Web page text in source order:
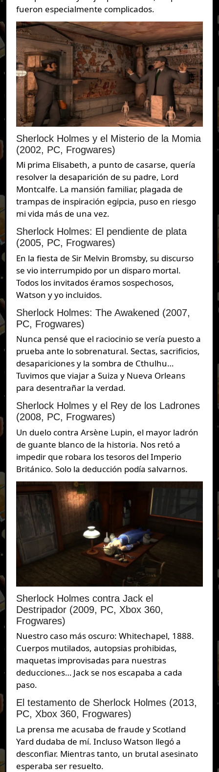
fueron especialmente complicados.
Sherlock Holmes y el Misterio de la Momia
(2002, PC, Frogwares)
Mi prima Elisabeth, a punto de casarse, quería
resolver la desaparición de su padre, Lord
Montcalfe. La mansión familiar, plagada de
trampas de inspiración egipcia, puso en riesgo
mi vida más de una vez.
Sherlock Holmes: El pendiente de plata
(2005, PC, Frogwares)
En la fiesta de Sir Melvin Bromsby, su discurso
se vio interrumpido por un disparo mortal.
Todos los invitados éramos sospechosos,
Watson y yo incluidos.
Sherlock Holmes: The Awakened (2007,
PC, Frogwares)
Nunca pensé que el raciocinio se vería puesto a
prueba ante lo sobrenatural. Sectas, sacrificios,
desapariciones y la sombra de Cthulhu…
Tuvimos que viajar a Suiza y Nueva Orleans
para desentrañar la verdad.
Sherlock Holmes y el Rey de los Ladrones
(2008, PC, Frogwares)
Un duelo contra Arsène Lupin, el mayor ladrón
de guante blanco de la historia. Nos retó a
impedir que robara los tesoros del Imperio
Británico. Solo la deducción podía salvarnos.
Sherlock Holmes contra Jack el
Destripador (2009, PC, Xbox 360,
Frogwares)
Nuestro caso más oscuro: Whitechapel, 1888.
Cuerpos mutilados, autopsias prohibidas,
maquetas improvisadas para nuestras
deducciones… Jack se nos escapaba a cada
paso.
El testamento de Sherlock Holmes (2013,
PC, Xbox 360, Frogwares)
La prensa me acusaba de fraude y Scotland
Yard dudaba de mí. Incluso Watson llegó a
desconfiar. Mientras tanto, un brutal asesinato
esperaba ser resuelto.